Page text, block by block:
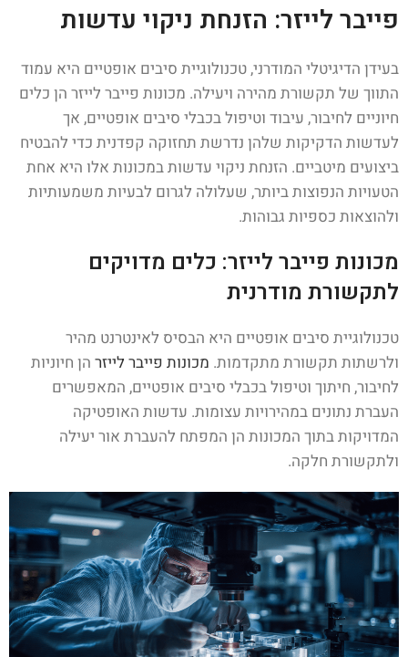
פייבר לייזר: הזנחת ניקוי עדשות
בעידן הדיגיטלי המודרני, טכנולוגיית סיבים אופטיים היא עמוד
התווך של תקשורת מהירה ויעילה. מכונות פייבר לייזר הן כלים
חיוניים לחיבור, עיבוד וטיפול בכבלי סיבים אופטיים, אך
לעדשות הדקיקות שלהן נדרשת תחזוקה קפדנית כדי להבטיח
ביצועים מיטביים. הזנחת ניקוי עדשות במכונות אלו היא אחת
הטעויות הנפוצות ביותר, שעלולה לגרום לבעיות משמעותיות
ולהוצאות כספיות גבוהות.
מכונות פייבר לייזר: כלים מדויקים
לתקשורת מודרנית
טכנולוגיית סיבים אופטיים היא הבסיס לאינטרנט מהיר
ולרשתות תקשורת מתקדמות. מכונות פייבר לייזר הן חיוניות
לחיבור, חיתוך וטיפול בכבלי סיבים אופטיים, המאפשרים
העברת נתונים במהירויות עצומות. עדשות האופטיקה
המדויקות בתוך המכונות הן המפתח להעברת אור יעילה
ולתקשורת חלקה.